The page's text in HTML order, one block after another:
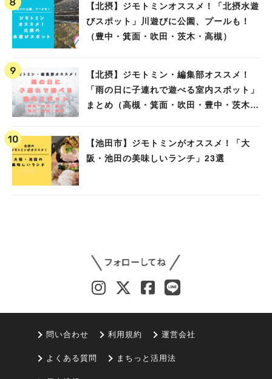
【北摂】ジモトミンオススメ！「北摂水遊
びスポット」川遊びに公園、プールも！
（豊中・箕面・吹田・茨木・高槻）
【北摂】ジモトミン・編集部オススメ！
「雨の日に子連れで遊べる室内スポット」
まとめ（高槻・箕面・吹田・豊中・茨木・
【池田市】ジモトミンがオススメ！「大
阪・池田の美味しいランチ」23選
問い合わせ 利用規約 運営会社
よくある質問 まちっと活用法